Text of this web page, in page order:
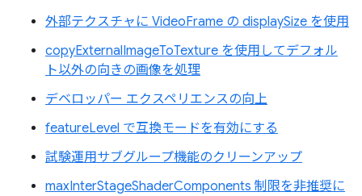
外部テクスチャに VideoFrame の displaySize を使用
copyExternalImageToTexture を使用してデフォル
ト以外の向きの画像を処理
デベロッパー エクスペリエンスの向上
featureLevel で互換モードを有効にする
試験運用サブグループ機能のクリーンアップ
maxInterStageShaderComponents 制限を非推奨に